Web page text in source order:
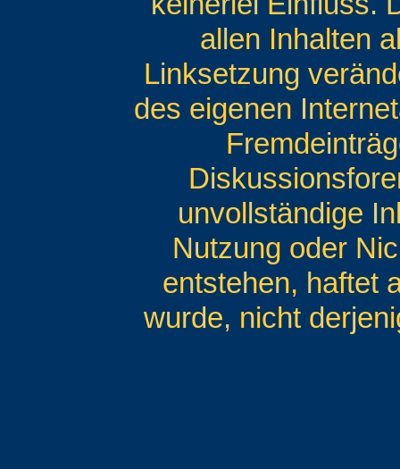
allen Inhalten
Linksetzung
des eigenen
unvollständige
Nutzung oder
entstehen, haftet
wurde, nicht